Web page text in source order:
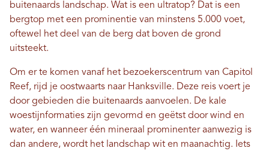
buitenaards landschap. Wat is een ultratop? Dat is een
bergtop met een prominentie van minstens 5.000 voet,
oftewel het deel van de berg dat boven de grond
uitsteekt.
Om er te komen vanaf het bezoekerscentrum van Capitol
Reef, rijd je oostwaarts naar Hanksville. Deze reis voert je
door gebieden die buitenaards aanvoelen. De kale
woestijnformaties zijn gevormd en geëtst door wind en
water, en wanneer één mineraal prominenter aanwezig is
dan andere, wordt het landschap wit en maanachtig. Iets